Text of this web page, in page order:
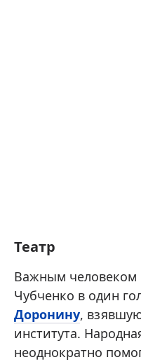
Театр
Важным человеком
Чубченко в один
Доронину,
института.
неоднократно